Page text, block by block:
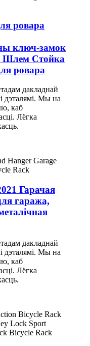
ровара
ключ-замок
Шлем Стойка
ровара
дакладнай
дэталямі. Мы на
каб
Лёгка
Гарачая
гаража,
дакладнай
дэталямі. Мы на
каб
Лёгка